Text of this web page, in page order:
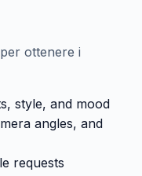
ottenere i
style, and mood
angles, and
requests